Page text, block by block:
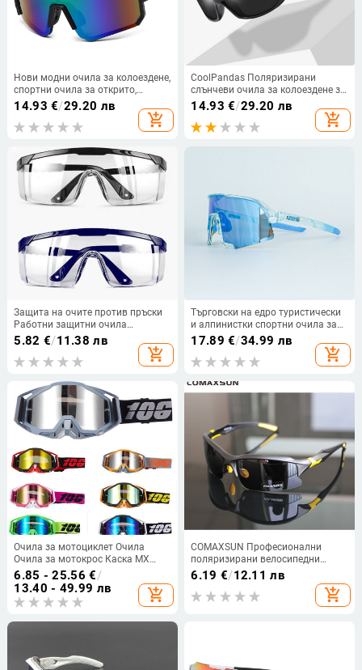
Нови модни очила за колоездене,
спортни очила за открито,
модерни слънчеви очила за
планинско колоездене, анти-
ултравиолетови слънчеви очила
14.93 €/29.20 лв
add_shopping_cart
CoolPandas Поляризирани
слънчеви очила за колоездене за
мъже, жени, безопасни очила
против отблясъци, риболовни
очила UV400 gafas ciclismo
14.93 €/29.20 лв
add_shopping_cart
Защита на очите против пръски
Работни защитни очила
Ветроустойчиви Прахоустойчиви
защитни очила Рамка за
оптични лещи Очила за
5.82 €/11.38 лв
add_shopping_cart
Търговски на едро туристически
и алпинистки спортни очила за
мъже и жени, колоездене, вятър и
пясък, защита за очи,
поляризирани цветни слънчеви
17.89 €/34.99 лв
add_shopping_cart
Очила за мотоциклет Очила
Очила за мотокрос Каска MX
Moto Dirt Bike ATV Ски Спорт на
открито Стъклен скутер Googles
Маска Колоездене
6.85 - 25.56 €/
13.40 - 49.99 лв
add_shopping_cart
COMAXSUN Професионални
поляризирани велосипедни
очила Велосипедни очила
Спортни слънчеви очила на
открито UV 400 2 стил
6.19 €/12.11 лв
add_shopping_cart